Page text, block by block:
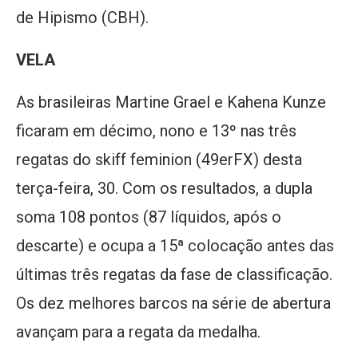
de Hipismo (CBH).
VELA
As brasileiras Martine Grael e Kahena Kunze
ficaram em décimo, nono e 13º nas três
regatas do skiff feminion (49erFX) desta
terça-feira, 30. Com os resultados, a dupla
soma 108 pontos (87 líquidos, após o
descarte) e ocupa a 15ª colocação antes das
últimas três regatas da fase de classificação.
Os dez melhores barcos na série de abertura
avançam para a regata da medalha.